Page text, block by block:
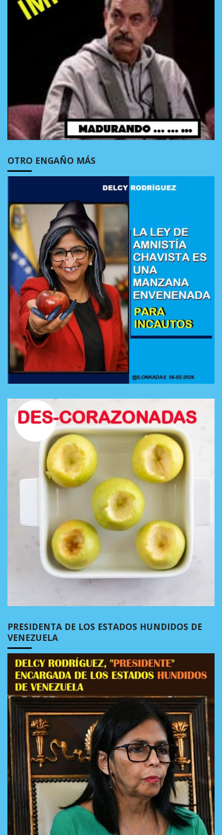
OTRO ENGAÑO MÁS
PRESIDENTA DE LOS ESTADOS HUNDIDOS DE
VENEZUELA